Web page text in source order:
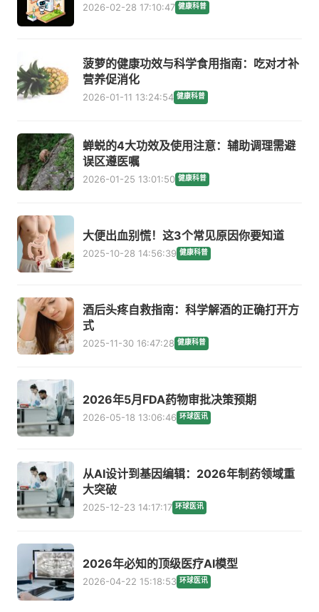
2026-02-28 17:10:47 健康科普
菠萝的健康功效与科学食用指南：吃对才补
营养促消化
2026-01-11 13:24:54 健康科普
蝉蜕的4大功效及使用注意：辅助调理需避
误区遵医嘱
2026-01-25 13:01:50 健康科普
大便出血别慌！这3个常见原因你要知道
2025-10-28 14:56:39 健康科普
酒后头疼自救指南：科学解酒的正确打开方
式
2025-11-30 16:47:28 健康科普
2026年5月FDA药物审批决策预期
2026-05-18 13:06:46 环球医讯
从AI设计到基因编辑：2026年制药领域重
大突破
2025-12-23 14:17:17 环球医讯
2026年必知的顶级医疗AI模型
2026-04-22 15:18:53 环球医讯